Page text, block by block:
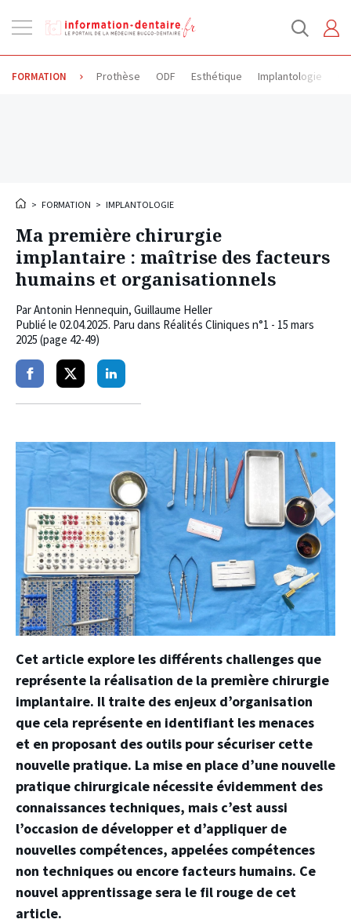
la
FORMATION Prothèse ODF Esthétique Implantologie
> FORMATION > IMPLANTOLOGIE
Ma première chirurgie
implantaire : maîtrise des facteurs
humains et organisationnels
ParAntonin Hennequin, Guillaume Heller
Publié le 02.04.2025. Paru dans Réalités Cliniques n°1 - 15 mars
2025 (page 42-49)
PartagerPartagerPartager
Cet article explore les différents challenges que
représente la réalisation de la première chirurgie
implantaire. Il traite des enjeux d’organisation
que cela représente en identifiant les menaces
et en proposant des outils pour sécuriser cette
nouvelle pratique. La mise en place d’une nouvelle
pratique chirurgicale nécessite évidemment des
connaissances techniques, mais c’est aussi
l’occasion de développer et d’appliquer de
nouvelles compétences, appelées compétences
non techniques ou encore facteurs humains. Ce
nouvel apprentissage sera le fil rouge de cet
article.